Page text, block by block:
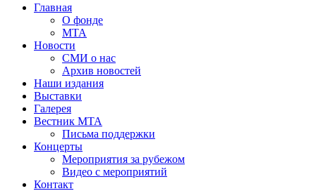
Главная
О фонде
МТА
Новости
СМИ о нас
Архив новостей
Наши издания
Выставки
Галерея
Вестник МТА
Письма поддержки
Концерты
Мероприятия за рубежом
Видео с мероприятий
Контакт